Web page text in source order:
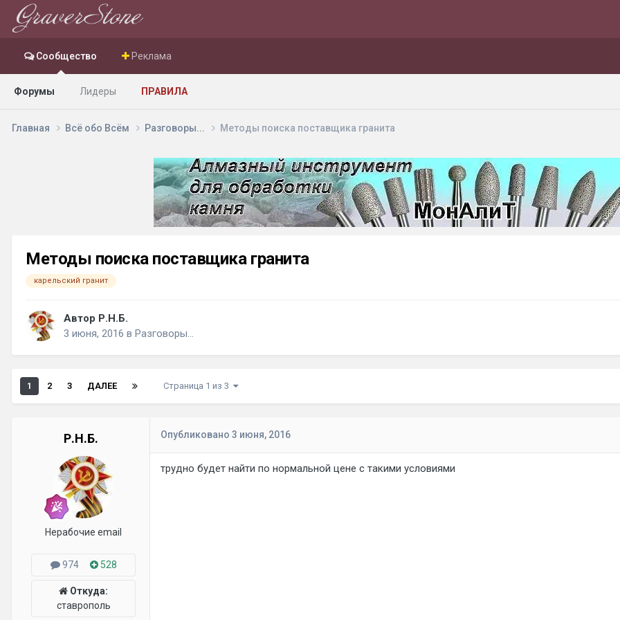
Сообщество
Форумы Лидеры ПРАВИЛА
Реклама
Главная Всё обо Всём Разговоры... Методы поиска поставщика гранита
Методы поиска поставщика гранита
карельский гранит
Автор Р.Н.Б.
3 июня, 2016 в Разговоры...
1 2 3 ДАЛЕЕ Страница 1 из 3
Р.Н.Б.
Нерабочие email
974 528
Откуда:
ставрополь
Опубликовано 3 июня, 2016
трудно будет найти по нормальной цене с такими условиями